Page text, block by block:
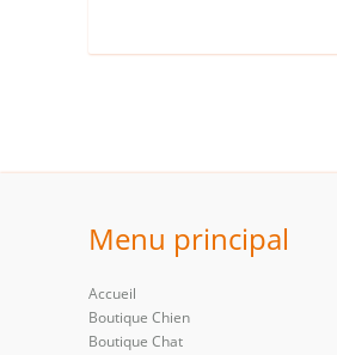
Menu principal
Accueil
Boutique Chien
Boutique Chat